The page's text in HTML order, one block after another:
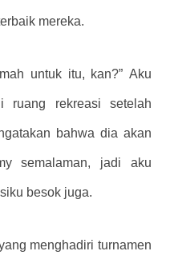
mereka.
untuk itu, kan?” Aku
ruang rekreasi setelah
bahwa dia akan
semalaman, jadi aku
besok juga.
menghadiri turnamen